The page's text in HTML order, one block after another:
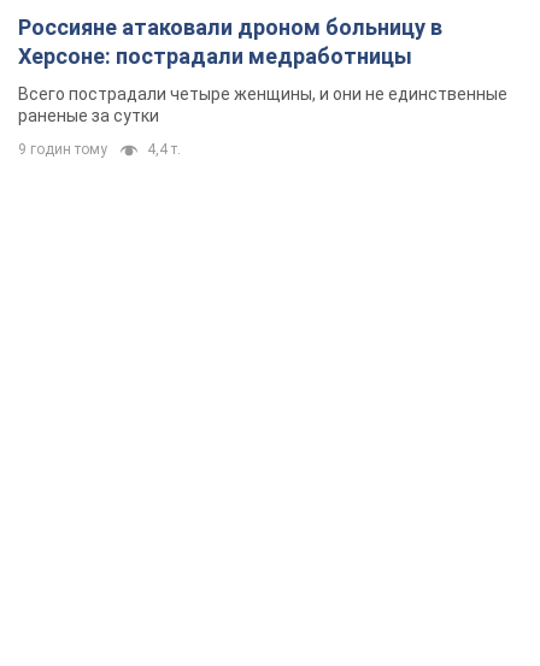
Россияне атаковали дроном больницу в
Херсоне: пострадали медработницы
Всего пострадали четыре женщины, и они не единственные
раненые за сутки
9 годин тому 4,4 т.